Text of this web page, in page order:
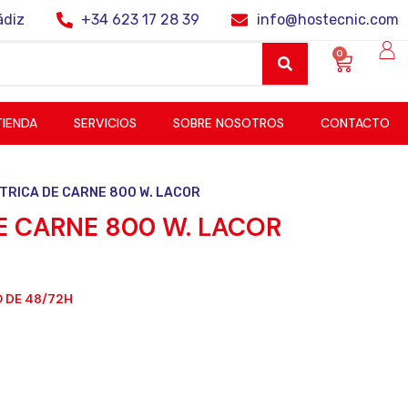
+34 623 17 28 39 info@hostecnic.com
0
SERVICIOS SOBRE NOSOTROS CONTACTO
DE CARNE 800 W. LACOR
CARNE 800 W. LACOR
DE 48/72H